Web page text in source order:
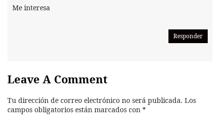
Me interesa
Responder
Leave A Comment
Tu dirección de correo electrónico no será publicada. Los
campos obligatorios están marcados con *